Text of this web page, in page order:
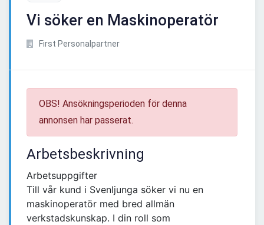
Vi söker en Maskinoperatör
First Personalpartner
OBS! Ansökningsperioden för denna
annonsen har passerat.
Arbetsbeskrivning
Arbetsuppgifter
Till vår kund i Svenljunga söker vi nu en
maskinoperatör med bred allmän
verkstadskunskap. I din roll som